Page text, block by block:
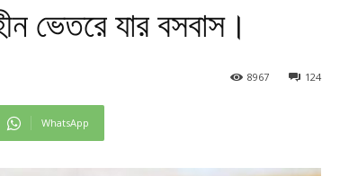
ভেতরে যার বসবাস।
124
8967
WhatsApp